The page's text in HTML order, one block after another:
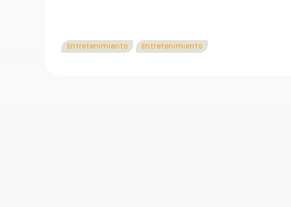
Entretenimiento Entretenimiento